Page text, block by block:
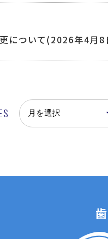
について(2026年4月8